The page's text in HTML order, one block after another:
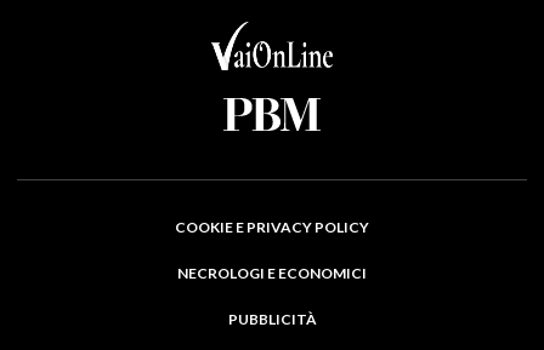
COOKIE E PRIVACY POLICY
NECROLOGI E ECONOMICI
PUBBLICITÀ